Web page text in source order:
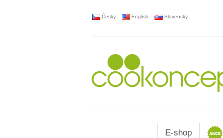
Česky English Slovensky
E-shop